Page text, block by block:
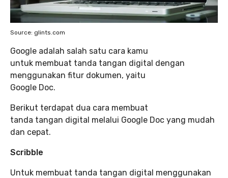
Source: glints.com
Google adalah salah satu cara kamu
untuk membuat tanda tangan digital dengan
menggunakan fitur dokumen, yaitu
Google Doc.
Berikut terdapat dua cara membuat
tanda tangan digital melalui Google Doc yang mudah
dan cepat.
Scribble
Untuk membuat tanda tangan digital menggunakan